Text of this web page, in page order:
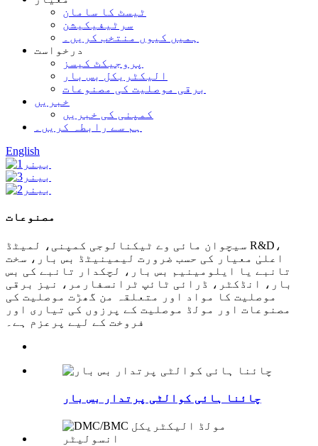
ٹیسٹ کا سامان
سرٹیفیکیشن
ہمیں کیوں منتخب کریں۔
درخواست
پروجیکٹ کیسز
الیکٹریکل بس بار
برقی موصلیت کی مصنوعات
خبریں
کمپنی کی خبریں
ہم سے رابطہ کریں۔
English
مصنوعات
سیچوان مائی وے ٹیکنالوجی کمپنی، لمیٹڈ R&D،
اعلیٰ معیار کی حسب ضرورت لیمینیٹڈ بس بار، سخت
تانبے یا ایلومینیم بس بار، لچکدار تانبے کی بس
بار، انڈکٹر، ڈرائی ٹائپ ٹرانسفارمر، نیز برقی
موصلیت کا مواد اور متعلقہ من گھڑت موصلیت کی
مصنوعات اور مولڈ موصلیت کے پرزوں کی تیاری اور
فروخت کے لیے پرعزم ہے۔
چائنا ہائی کوالٹی پرتدار بس بار